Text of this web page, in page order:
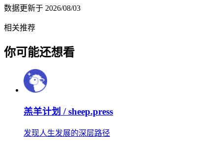
数据更新于 2026/08/03
相关推荐
你可能还想看
羔羊计划 / sheep.press
发现人生发展的深层路径